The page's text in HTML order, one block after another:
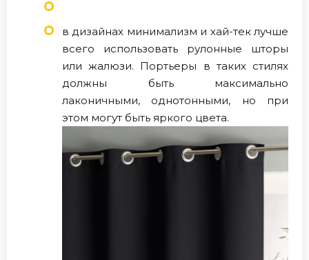
в дизайнах минимализм и хай-тек лучше
всего использовать рулонные шторы
или жалюзи. Портьеры в таких стилях
должны быть максимально
лаконичными, однотонными, но при
этом могут быть яркого цвета.